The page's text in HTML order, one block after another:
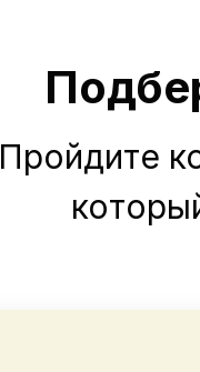
Пройдите